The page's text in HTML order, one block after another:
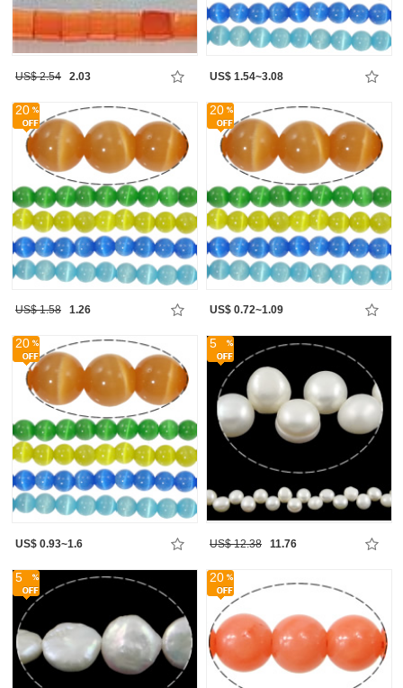
US$ 2.54 2.03 US$ 1.54~3.08
20
US$ 1.58 1.26
20
US$ 0.72~1.09
20
US$ 0.93~1.6
5
US$ 12.38 11.76
5 20